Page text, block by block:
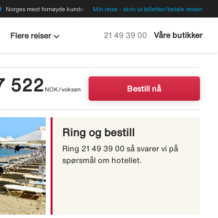
Norges mest fornøyde kunder Min reise - skriv ut billetter/betale reisen
Flere reiserkeyboard_arrow_down Ring oss på
21 49 39 00 Våre butikker
522 NOK/voksen Bestill nå
Ring og bestill
Ring 21 49 39 00 så svarer vi på
spørsmål om hotellet.